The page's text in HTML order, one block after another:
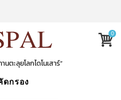
0
ตะลุยโลกไดโนเสาร์”
ดกรอง